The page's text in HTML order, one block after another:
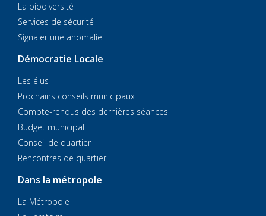
La biodiversité
Services de sécurité
Signaler une anomalie
Démocratie Locale
Les élus
Prochains conseils municipaux
Compte-rendus des dernières séances
Budget municipal
Conseil de quartier
Rencontres de quartier
Dans la métropole
La Métropole